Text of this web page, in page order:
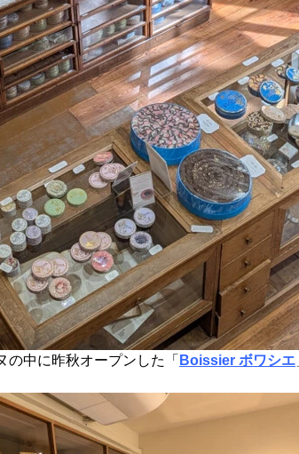
の中に昨秋オープンした「 Boissier ボワシエ